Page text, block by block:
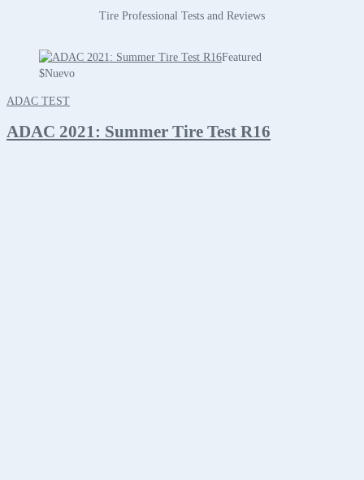
Tire Professional Tests and Reviews
Featured
$Nuevo
ADAC TEST
ADAC 2021: Summer Tire Test R16